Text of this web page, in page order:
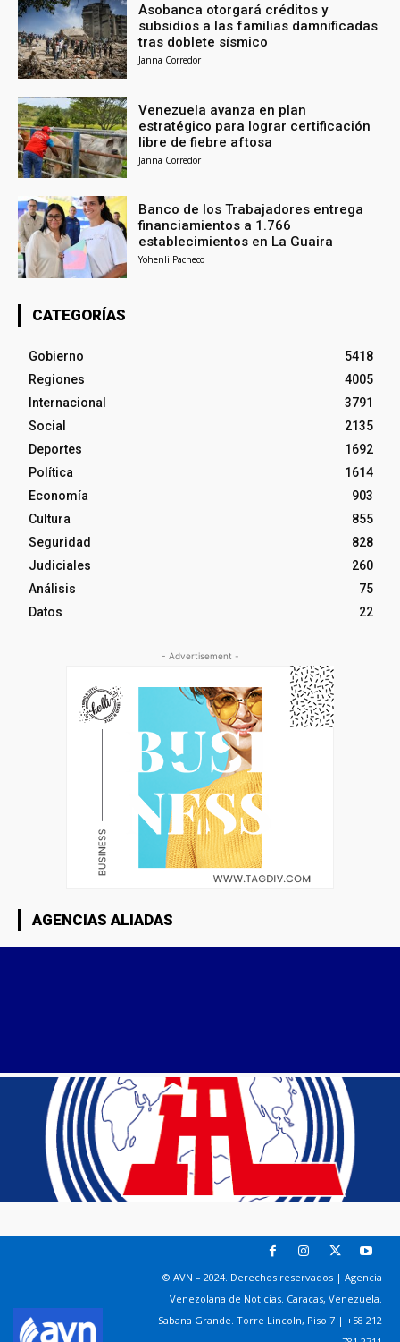
Asobanca otorgará créditos y
subsidios a las familias damnificadas
tras doblete sísmico
Janna Corredor
Venezuela avanza en plan
estratégico para lograr certificación
libre de fiebre aftosa
Janna Corredor
Banco de los Trabajadores entrega
financiamientos a 1.766
establecimientos en La Guaira
Yohenli Pacheco
CATEGORÍAS
Gobierno
5418
Regiones
4005
Internacional
3791
Social
2135
Deportes
1692
Política
1614
Economía
903
Cultura
855
Seguridad
828
Judiciales
260
Análisis
75
Datos
22
- Advertisement -
AGENCIAS ALIADAS
© AVN – 2024. Derechos reservados | Agencia
Venezolana de Noticias. Caracas, Venezuela.
Sabana Grande. Torre Lincoln, Piso 7 | +58 212